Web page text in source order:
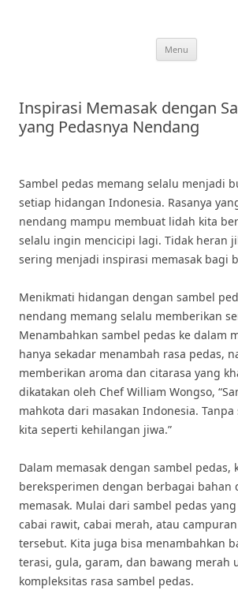
Menu
Inspirasi Memasak dengan
yang Pedasnya Nendang
Sambel pedas memang selalu menjadi
setiap hidangan Indonesia. Rasanya
nendang mampu membuat lidah kita
selalu ingin mencicipi lagi. Tidak heran
sering menjadi inspirasi memasak bagi
Menikmati hidangan dengan sambel
nendang memang selalu memberikan
Menambahkan sambel pedas ke dalam
hanya sekadar menambah rasa pedas,
memberikan aroma dan citarasa yang
dikatakan oleh Chef William Wongso,
mahkota dari masakan Indonesia. Tanpa
kita seperti kehilangan jiwa.”
Dalam memasak dengan sambel pedas,
bereksperimen dengan berbagai bahan
memasak. Mulai dari sambel pedas
cabai rawit, cabai merah, atau
tersebut. Kita juga bisa menambahkan
terasi, gula, garam, dan bawang merah
kompleksitas rasa sambel pedas.